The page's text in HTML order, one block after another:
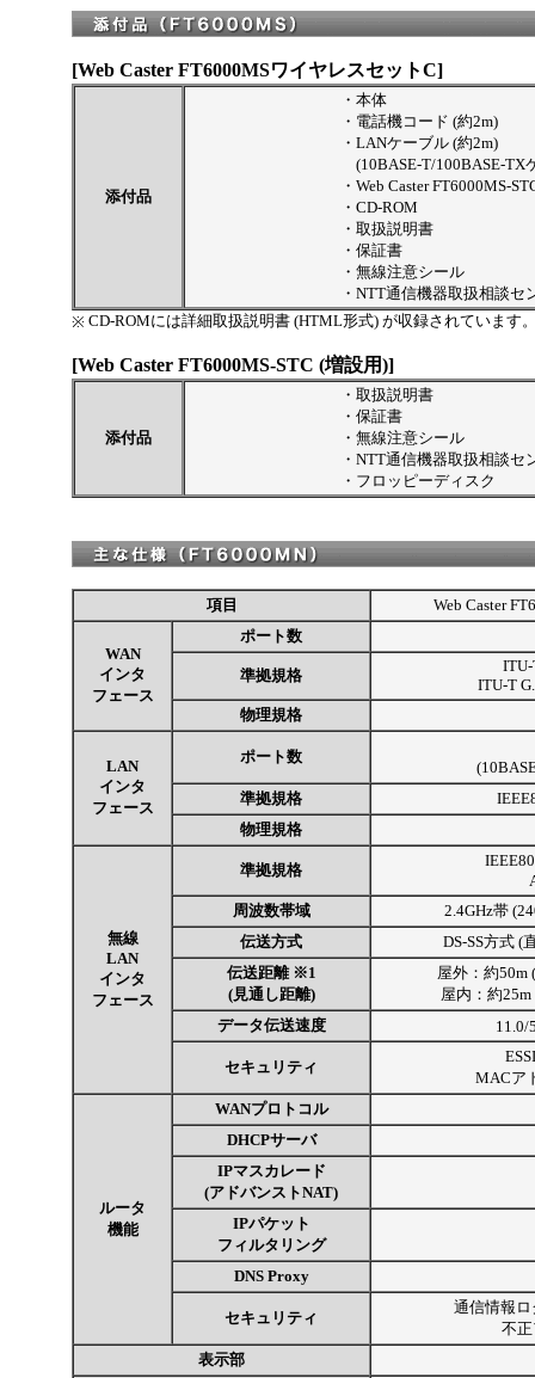
[Web Caster FT6000MSワイヤレスセットC]
添付品
・ 本体
・ 電話機コード (約2m)
・ LANケーブル (約2m)
(10BASE-T/100BASE-TX
・ Web Caster FT6000MS-
・ CD-ROM
・ 取扱説明書
・ 保証書
・ 無線注意シール
・ NTT通信機器取扱相談セ
※ CD-ROMには詳細取扱説明書 (HTML形式) が収録されています
[Web Caster FT6000MS-STC (増設用)]
添付品
・ 取扱説明書
・ 保証書
・ 無線注意シール
・ NTT通信機器取扱相談セ
・ フロッピーディスク
項目 Web Caster
WAN
インタ
フェース
ポート数
準拠規格
ITU-
ITU-T
物理規格
LAN
インタ
フェース
ポート数
準拠規格
物理規格
無線
LAN
インタ
フェース
準拠規格
周波数帯域
2.4GHz帯
伝送方式
DS-SS方式 (
伝送距離 ※1
(見通し距離)
屋外：約50m
屋内：約
データ伝送速度
11.0/
セキュリティ
MACア
ルータ
機能
WANプロトコル
DHCPサーバ
IPマスカレード
(アドバンストNAT)
IPパケット
フィルタリング
DNS Proxy
セキュリティ
通信情報
不
表示部